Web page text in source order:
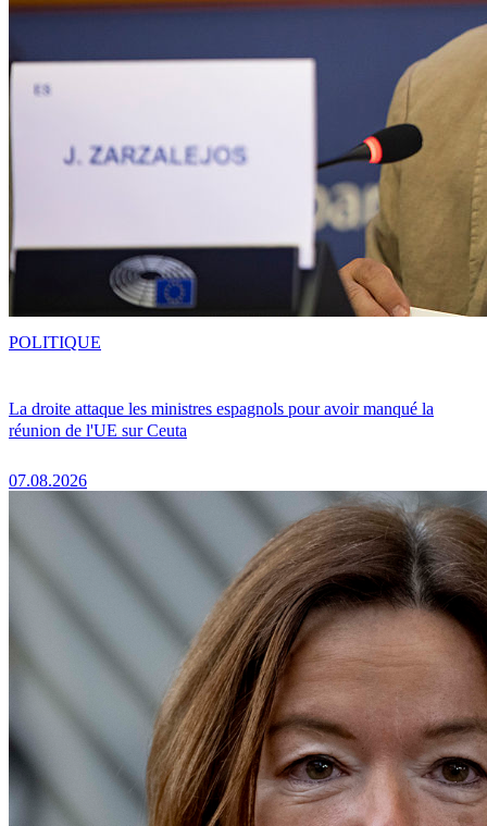
La droite attaque les ministres espagnols pour avoir manqué la
réunion de l'UE sur Ceuta
07.08.2026
POLITIQUE